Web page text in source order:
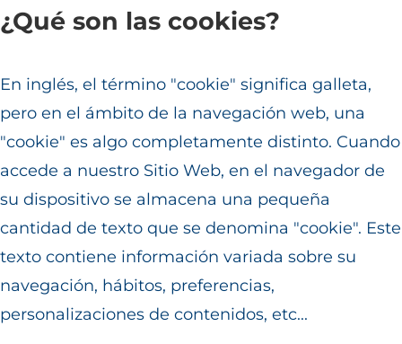
Saltar
¿Qué son las cookies?
En inglés, el término "cookie" significa galleta,
pero en el ámbito de la navegación web, una
"cookie" es algo completamente distinto. Cuando
accede a nuestro Sitio Web, en el navegador de
su dispositivo se almacena una pequeña
cantidad de texto que se denomina "cookie". Este
texto contiene información variada sobre su
navegación, hábitos, preferencias,
personalizaciones de contenidos, etc...